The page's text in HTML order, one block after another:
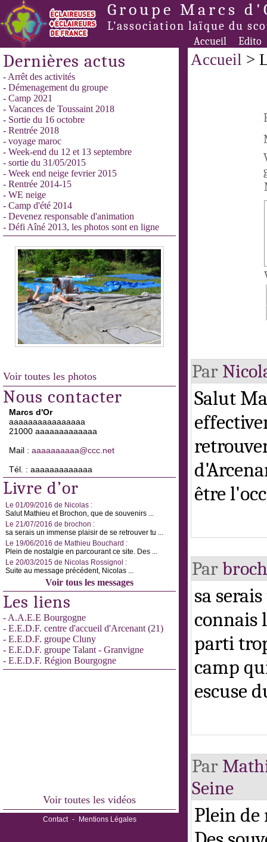
Groupe Marcs
L’association laïque du
Accueil Edito
Dernières actus
- Arrêt des activités
- Démenagement du groupe
- Camp 2021
- Vacances de Toussaint 2018
- Sortie du 16 octobre
- Rentrée 2018
- voyage maroc
- Week-end du 12 et 13 septembre
- sortie du 31/05/2015
- Week end neige fevrier 2015
- Rentrée 2014-15
- WE neige
- Camp d'été 2014
- Devenez responsable d'animation
- Défi Aîné 2013, les photos sont en ligne
Voir toutes les photos
Nous contacter
Marcs d'Or
aaaaaaaaaaaaaaaa
21000 aaaaaaaaaaaaa
Mail : aaaaaaaaaa@ccc.net
Tél. : aaaaaaaaaaaaa
Livre d’or
Le 01/09/2016 de Nicolas :
Salut Mathieu et Brochon, que de souvenirs ...
Le 21/07/2016 de brochon :
sa serais un immense plaisir de se retrouver tu ...
Le 19/06/2016 de Mathieu Bouchard :
Plein de nostalgie en parcourant ce site. Des ...
Le 20/03/2015 de Nicolas Rossignol :
Suite au message précédent, Nicolas ...
Voir tous les messages
Les liens
- A.A.E.E Bourgogne
- E.E.D.F. centre d'accueil d'Arcenant (21)
- E.E.D.F. groupe Cluny
- E.E.D.F. groupe Talant - Granvigne
- E.E.D.F. Région Bourgogne
Voir toutes les vidéos
Contact - Mentions Légales
Accueil >
Par
Salut
être
Par
sa
connais
parti
camp
escuse
Par
Seine
Plein de